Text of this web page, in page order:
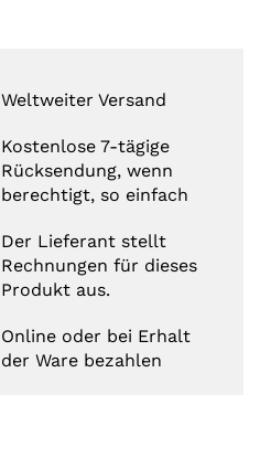
Weltweiter Versand
Kostenlose 7-tägige
Rücksendung, wenn
berechtigt, so einfach
Der Lieferant stellt
Rechnungen für dieses
Produkt aus.
Online oder bei Erhalt
der Ware bezahlen